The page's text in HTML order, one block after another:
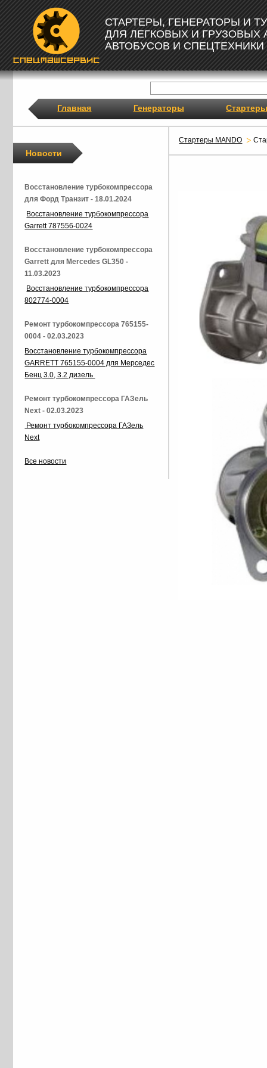
СТАРТЕРЫ, ГЕНЕРАТОРЫ И
ДЛЯ ЛЕГКОВЫХ И ГРУЗОВЫХ
АВТОБУСОВ И СПЕЦТЕХНИКИ
Главная Генераторы Стартеры
Стартеры MANDO
Новости
Восстановление турбокомпрессора
для Форд Транзит - 18.01.2024
Восстановление турбокомпрессора
Garrett 787556-0024
Восстановление турбокомпрессора
Garrett для Mercedes GL350 -
11.03.2023
Восстановление турбокомпрессора
802774-0004
Ремонт турбокомпрессора 765155-
0004 - 02.03.2023
Восстановление турбокомпрессора
GARRETT 765155-0004 для Мерседес
Бенц 3.0, 3.2 дизель
Ремонт турбокомпрессора ГАЗель
Next - 02.03.2023
Ремонт турбокомпрессора ГАЗель
Next
Все новости